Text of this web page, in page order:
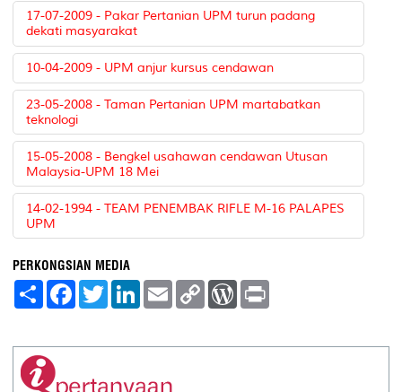
17-07-2009 - Pakar Pertanian UPM turun padang
dekati masyarakat
10-04-2009 - UPM anjur kursus cendawan
23-05-2008 - Taman Pertanian UPM martabatkan
teknologi
15-05-2008 - Bengkel usahawan cendawan Utusan
Malaysia-UPM 18 Mei
14-02-1994 - TEAM PENEMBAK RIFLE M-16 PALAPES
UPM
PERKONGSIAN MEDIA
S
e
F
a
b
k
T
w
t
L
e
n
E
m
l
C
L
W
P
t